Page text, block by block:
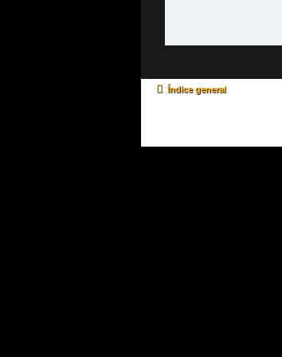
Índice general